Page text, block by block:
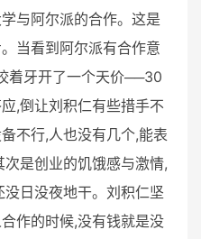
与阿尔派的合作。这是
当看到阿尔派有合作意
着牙开了一个天价──30
,倒让刘积仁有些措手不
不行,人也没有几个,能表
是创业的饥饿感与激情,
日没夜地干。刘积仁坚
作的时候,没有钱就是没